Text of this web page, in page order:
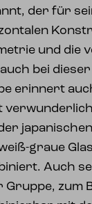
der für
und die
bei
erinnert
graue
Auch
Gruppe, zum